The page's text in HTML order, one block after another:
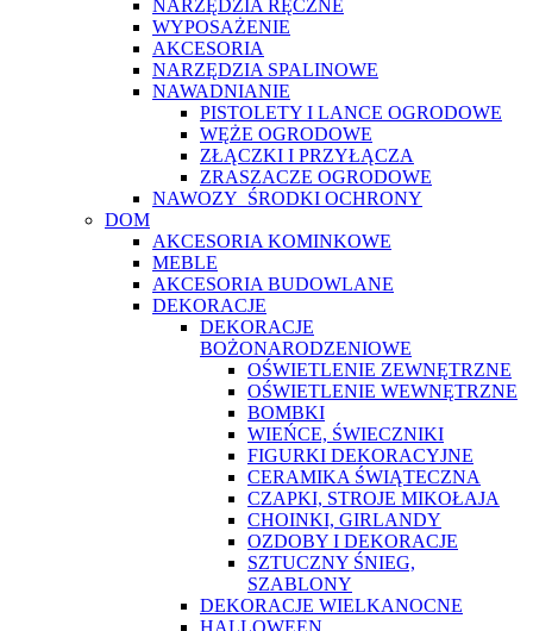
NARZĘDZIA RĘCZNE
WYPOSAŻENIE
AKCESORIA
NARZĘDZIA SPALINOWE
NAWADNIANIE
PISTOLETY I LANCE OGRODOWE
WĘŻE OGRODOWE
ZŁĄCZKI I PRZYŁĄCZA
ZRASZACZE OGRODOWE
NAWOZY_ŚRODKI OCHRONY
DOM
AKCESORIA KOMINKOWE
MEBLE
AKCESORIA BUDOWLANE
DEKORACJE
DEKORACJE
BOŻONARODZENIOWE
OŚWIETLENIE ZEWNĘTRZNE
OŚWIETLENIE WEWNĘTRZNE
BOMBKI
WIEŃCE, ŚWIECZNIKI
FIGURKI DEKORACYJNE
CERAMIKA ŚWIĄTECZNA
CZAPKI, STROJE MIKOŁAJA
CHOINKI, GIRLANDY
OZDOBY I DEKORACJE
SZTUCZNY ŚNIEG,
SZABLONY
DEKORACJE WIELKANOCNE
HALLOWEEN